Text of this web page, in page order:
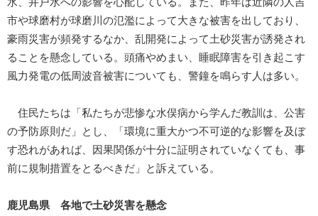
市や球磨村が球磨川の氾濫によって大きな被害を出しており、
豪雨災害が頻発するなか、乱開発によって土砂災害が誘発され
ることを懸念している。頭痛やめまい、睡眠障害を引き起こす
風力発電の低周波音被害についても、警鐘を鳴らす人は多い。
住民たちは「私たちが悲惨な水俣病から学んだ教訓は、公害
の予防原則だ」とし、「環境に重大かつ不可逆的な影響を及ぼ
す恐れがあれば、因果関係が十分に証明されていなくても、事
前に規制措置をとるべきだ」と訴えている。
鹿児島県 各地で土砂災害を懸念